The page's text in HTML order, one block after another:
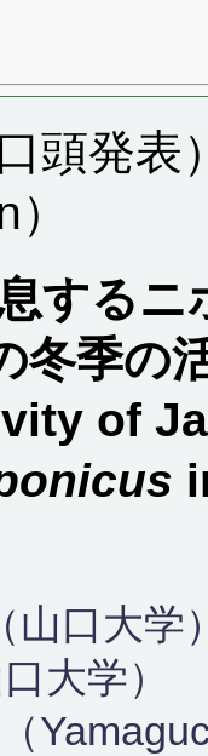
頭発
するニ
冬季の
of
山口大学
大学）